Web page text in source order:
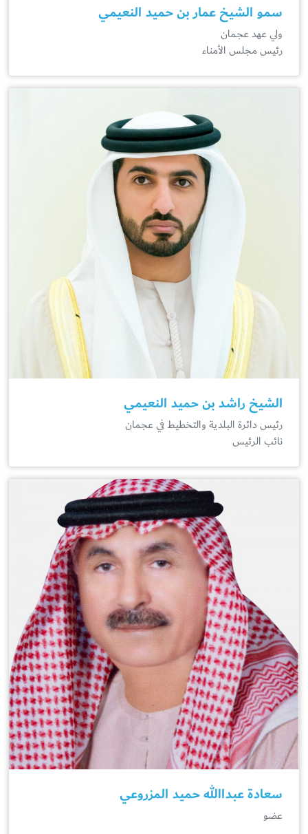
سمو الشيخ عمار بن حميد النعيمي
ولي عهد عجمان
رئيس مجلس الأمناء
الشيخ راشد بن حميد النعيمي
رئيس دائرة البلدية والتخطيط في عجمان
نائب الرئيس
سعادة عبداالله حميد المزروعي
عضو